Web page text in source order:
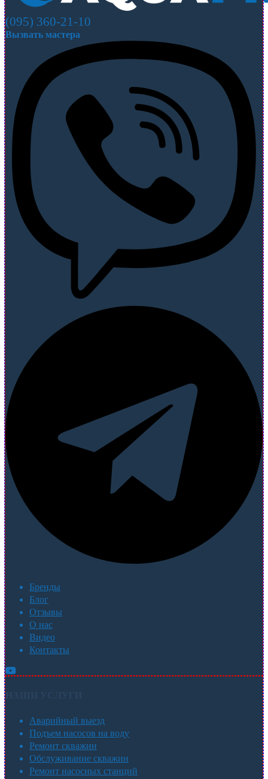
(095) 360-21-10
Вызвать мастера
Бренды
Блог
Отзывы
О нас
Видео
Контакты
Аварийный выезд
Подъем насосов на воду
Ремонт скважин
Обслуживание скважин
Ремонт насосных станций